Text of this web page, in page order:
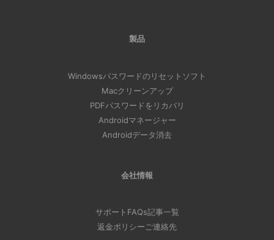
製品
Windowsパスワードのリセットソフト
Macクリーンアップ
PDFパスワードをリカバリ
Androidマネージャー
Androidデータ消去
会社情報
サポート FAQs記事一覧
返金ポリシー ご連絡先